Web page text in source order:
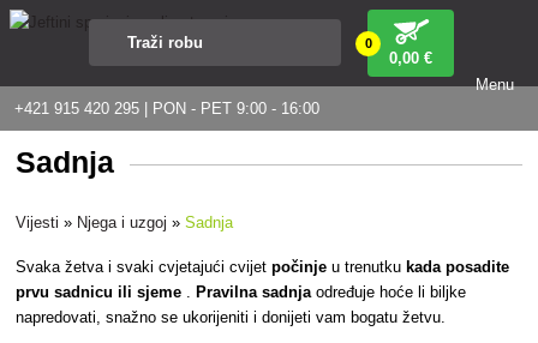
+421 915 420 295 | PON - PET 9:00 - 16:00
0
0,00 €
Menu
Sadnja
Vijesti » Njega i uzgoj »Sadnja
Svaka žetva i svaki cvjetajući cvijetpočinje u trenutku kada posadite
prvu sadnicu ili sjeme
Pravilna sadnja određuje hoće li biljke
napredovati, snažno se ukorijeniti i donijeti vam bogatu žetvu.